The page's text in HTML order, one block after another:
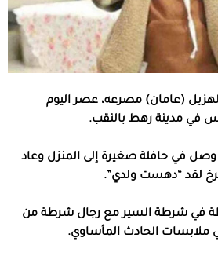
(عامان) مصرعه، عصر اليوم
في مدينة رهط بالنقب.
وصل في حافلة صغيرة إلى المنزل وعاد
لقد “دهست ولدي”.
في شرطة السير مع رجال شرطة من
ملابسات الحادث المأساوي.